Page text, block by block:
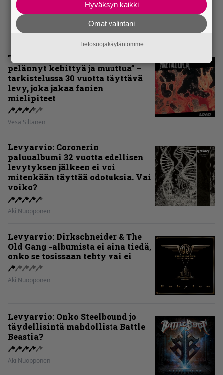
ARVIOT
”Metallica ei ole koskaan
pelännyt kehittyä ja muuttua” –
tarkistelussa 30 vuotta täyttävä
levy, joka jakaa fanien
mielipiteet
Vesa Siltanen
Levyarvio: Coronerin
paluualbumi 32 vuotta edellisen
levytyksen jälkeen ei voi
mitenkään täyttää odotuksia. Vai
voiko?
Aki Nuopponen
Levyarvio: Dirkschneider & The
Old Gang -albumista ei aina tiedä,
onko se tosissaan tehty vai ei
Aki Nuopponen
Levyarvio: Onko Steelbound jo
täydellisintä mahdollista Battle
Beastia?
Aki Nuopponen
Hyväksyn kaikki
Omat valintani
Tietosuojakäytäntömme